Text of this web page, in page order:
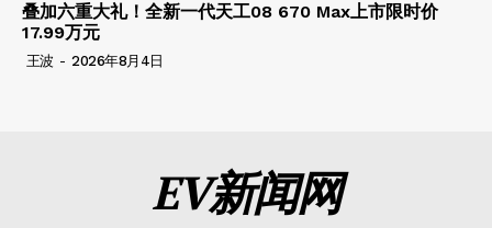
叠加六重大礼！全新一代天工08 670 Max上市限时价
17.99万元
王波 - 2026年8月4日
EV新闻网